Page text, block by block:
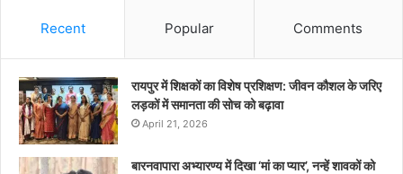
Recent Popular Comments
रायपुर में शिक्षकों का विशेष प्रशिक्षण: जीवन कौशल के जरिए
लड़कों में समानता की सोच को बढ़ावा
April 21, 2026
बारनवापारा अभ्यारण्य में दिखा ‘मां का प्यार’, नन्हें शावकों को